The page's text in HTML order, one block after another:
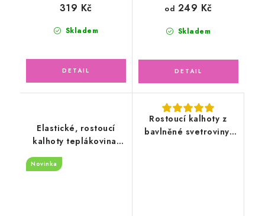
Skladem
319 Kč
Skladem
od 249 Kč
Elastické, rostoucí
kalhoty teplákovina,
Novinka
Rostoucí kalhoty z
bavlněné svetroviny,